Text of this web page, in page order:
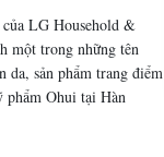
LG Household &
một trong những tên
da, sản phẩm trang điểm
phẩm Ohui tại Hàn